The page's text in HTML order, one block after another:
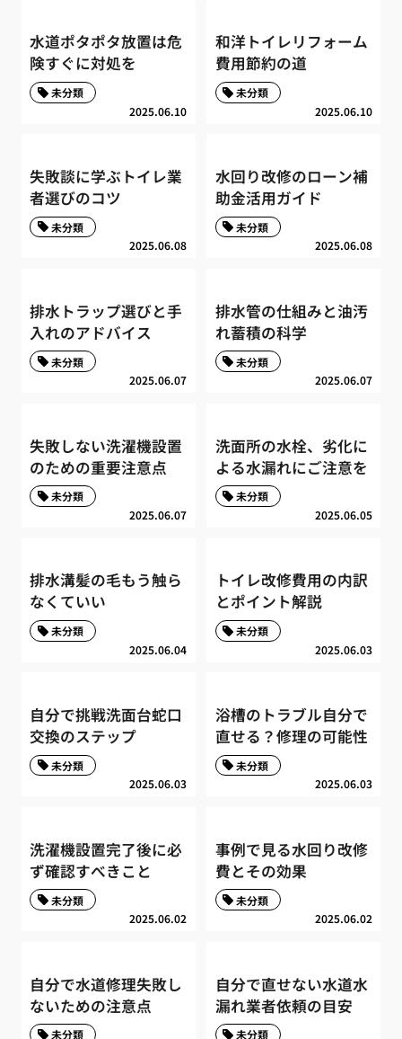
水道ポタポタ放置は危
険すぐに対処を
2025.06.10
未分類
和洋トイレリフォーム
費用節約の道
2025.06.10
未分類
失敗談に学ぶトイレ業
者選びのコツ
2025.06.08
未分類
水回り改修のローン補
助金活用ガイド
2025.06.08
未分類
排水トラップ選びと手
入れのアドバイス
2025.06.07
未分類
排水管の仕組みと油汚
れ蓄積の科学
2025.06.07
未分類
失敗しない洗濯機設置
のための重要注意点
2025.06.07
未分類
洗面所の水栓、劣化に
よる水漏れにご注意を
2025.06.05
未分類
排水溝髪の毛もう触ら
なくていい
2025.06.04
未分類
トイレ改修費用の内訳
とポイント解説
2025.06.03
未分類
自分で挑戦洗面台蛇口
交換のステップ
2025.06.03
未分類
浴槽のトラブル自分で
直せる？修理の可能性
2025.06.03
未分類
洗濯機設置完了後に必
ず確認すべきこと
2025.06.02
未分類
事例で見る水回り改修
費とその効果
2025.06.02
未分類
自分で水道修理失敗し
ないための注意点
未分類
自分で直せない水道水
漏れ業者依頼の目安
未分類